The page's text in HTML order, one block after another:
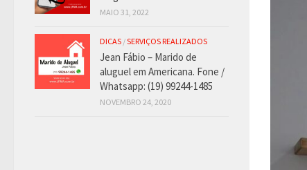
MAIO 31, 2022
DICAS /SERVIÇOS REALIZADOS
Jean Fábio – Marido de
aluguel em Americana. Fone /
Whatsapp: (19) 99244-1485
NOVEMBRO 24, 2020